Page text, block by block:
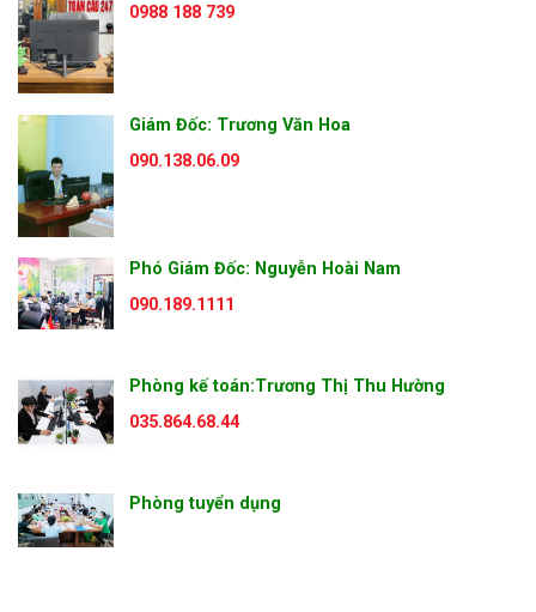
0988 188 739
Giám Đốc: Trương Văn Hoa
090.138.06.09
Phó Giám Đốc: Nguyễn Hoài Nam
090.189.1111
Phòng kế toán:Trương Thị Thu Hường
035.864.68.44
Phòng tuyển dụng